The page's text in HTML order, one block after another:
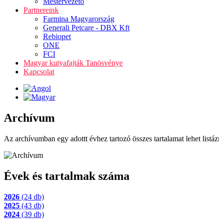
Partnereink
Farmina Magyarország
Generali Petcare - DBX Kft
Rebiopet
ONE
FCI
Magyar kutyafajták Tanösvénye
Kapcsolat
Archívum
Az archívumban egy adottt évhez tartozó összes tartalamat lehet
Évek és tartalmak száma
2026 (24 db)
2025 (43 db)
2024 (39 db)